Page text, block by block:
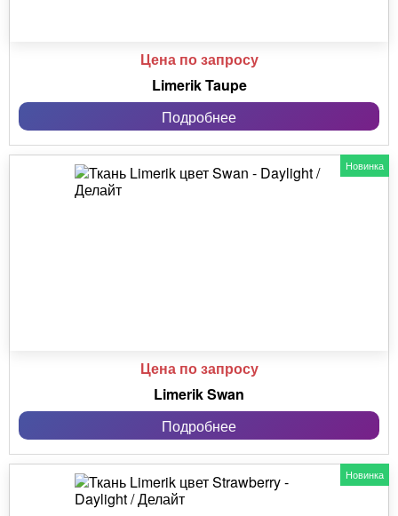
Цена по запросу
Limerik Taupe
Подробнее
Новинка
Цена по запросу
Limerik Swan
Подробнее
Новинка